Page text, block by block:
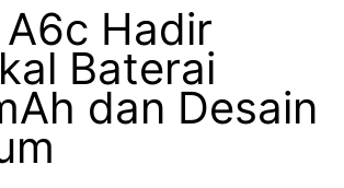
A6c Hadir
Baterai
dan Desain